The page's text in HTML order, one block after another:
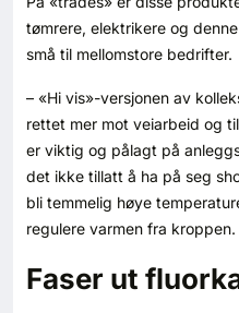
tømrere, elektrikere og
små til mellomstore bedrifter.
– «Hi vis»-versjonen av
rettet mer mot veiarbeid og
er viktig og pålagt på
det ikke tillatt å ha på seg
bli temmelig høye
regulere varmen fra kroppen.
Faser ut